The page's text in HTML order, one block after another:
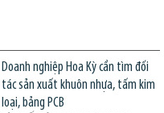
Doanh nghiệp Hoa Kỳ cần tìm đối
tác sản xuất khuôn nhựa, tấm kim
loại, bảng PCB